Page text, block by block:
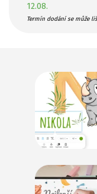
12.08.
Termín dodání se může